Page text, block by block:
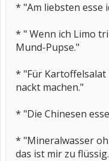
* "Am liebsten esse
* " Wenn ich Limo
Mund-Pupse."
* "Für Kartoffelsalat
nackt machen."
* "Die Chinesen
* "Mineralwasser
das ist mir zu